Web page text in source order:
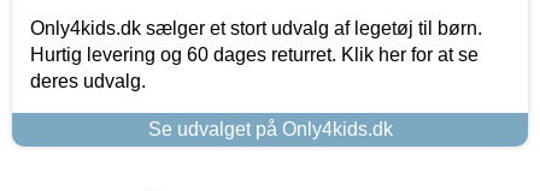
Only4kids.dk sælger et stort udvalg af legetøj til børn.
Hurtig levering og 60 dages returret. Klik her for at se
deres udvalg.
Se udvalget på Only4kids.dk